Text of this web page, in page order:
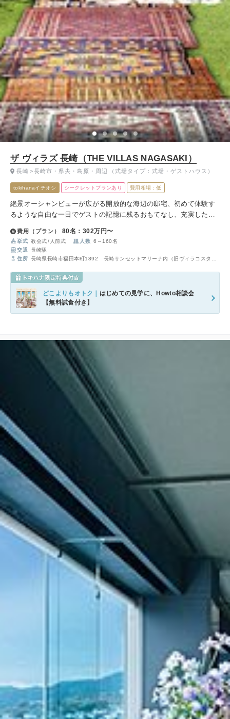
ザ ヴィラズ 長崎（THE VILLAS NAGASAKI）
tokihanaイチオシ シークレットプランあり 費用相場：低
絶景オーシャンビューが広がる開放的な海辺の邸宅、初めて体験す
るような自由な一日でゲストの記憶に残るおもてなし、充実した設
トハウスです。
長崎 長崎市・県央・島原・周辺 （式場タイプ：式場・ゲストハウス）
費用（プラン） 80名：302万円〜
挙式 教会式 人前式 人数 6～160名
交通 長崎駅
住所 長崎県長崎市福田本町1892 長崎サンセットマリーナ内（旧ヴィラコスタ サ
どこよりもオトク｜ はじめての見学に、Howto相談会
【無料試食付き】